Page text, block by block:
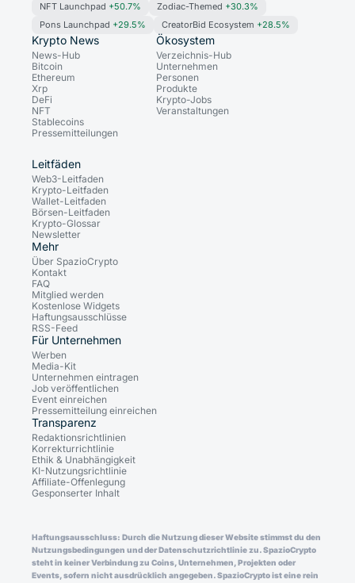
NFT Launchpad +50.7% Zodiac-Themed +30.3%
Pons Launchpad +29.5% CreatorBid Ecosystem +28.5%
Krypto News
News-Hub
Bitcoin
Ethereum
Xrp
DeFi
NFT
Stablecoins
Pressemitteilungen
Ökosystem
Verzeichnis-Hub
Unternehmen
Personen
Produkte
Krypto-Jobs
Veranstaltungen
Leitfäden
Web3-Leitfaden
Krypto-Leitfaden
Wallet-Leitfaden
Börsen-Leitfaden
Krypto-Glossar
Newsletter
Mehr
Über SpazioCrypto
Kontakt
FAQ
Mitglied werden
Kostenlose Widgets
Haftungsausschlüsse
RSS-Feed
Für Unternehmen
Werben
Media-Kit
Unternehmen eintragen
Job veröffentlichen
Event einreichen
Pressemitteilung einreichen
Transparenz
Redaktionsrichtlinien
Korrekturrichtlinie
Ethik & Unabhängigkeit
KI-Nutzungsrichtlinie
Affiliate-Offenlegung
Gesponserter Inhalt
Haftungsausschluss: Durch die Nutzung dieser Website stimmst du den
Nutzungsbedingungen und der Datenschutzrichtlinie zu. SpazioCrypto
steht in keiner Verbindung zu Coins, Unternehmen, Projekten oder
Events, sofern nicht ausdrücklich angegeben. SpazioCrypto ist eine rein